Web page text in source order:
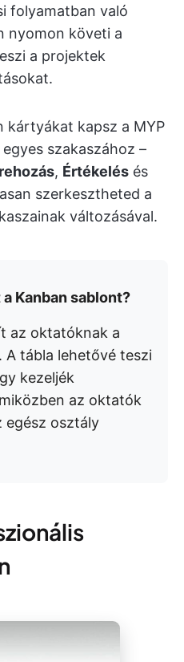
folyamatban való
nyomon követi a
a projektek
kártyákat kapsz a MYP
szakaszához –
, Értékelés és
szerkesztheted a
változásával.
Kanban sablont?
az oktatóknak a
tábla lehetővé teszi
kezeljék
az oktatók
egész osztály